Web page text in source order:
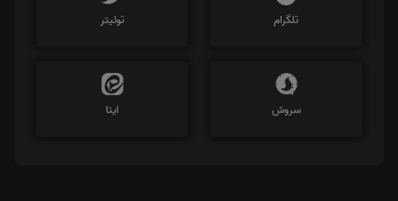
تلگرام توئیتر
سروش ایتا